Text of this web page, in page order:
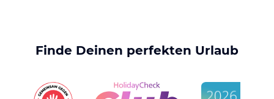
Finde Deinen perfekten Urlaub